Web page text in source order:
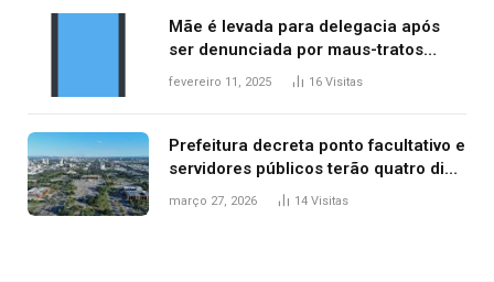
Mãe é levada para delegacia após
ser denunciada por maus-tratos
contra dois filhos, diz polícia
fevereiro 11, 2025 16 Visitas
Prefeitura decreta ponto facultativo e
servidores públicos terão quatro dias
de folga na Semana Santa
março 27, 2026 14 Visitas